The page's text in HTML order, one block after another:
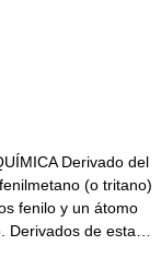
Derivado del
(o tritano)
fenilo y un átomo
Derivados de esta…